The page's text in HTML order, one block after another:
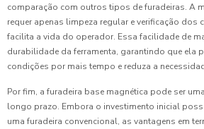
comparação com outros tipos de furadeiras. A
requer apenas limpeza regular e verificação dos
facilita a vida do operador. Essa facilidade de
durabilidade da ferramenta, garantindo que ela
condições por mais tempo e reduza a
Por fim, a furadeira base magnética pode ser
longo prazo. Embora o investimento inicial
uma furadeira convencional, as vantagens em